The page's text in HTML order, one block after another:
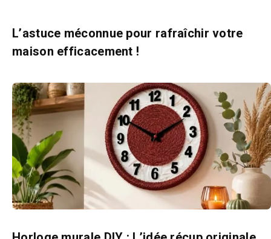
L’astuce méconnue pour rafraîchir votre
maison efficacement !